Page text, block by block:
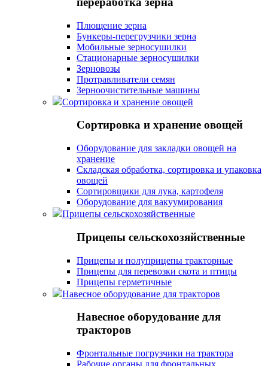
Плющение зерна
Бункеры-перегрузчики зерна
Мобильные зерносушилки
Стационарные зерносушилки
Зерновозы
Протравливатели семян
Зерноочистительные машины
Сортировка и хранение овощей
Сортировка и хранение овощей
Оборудование для закладки овощей на
хранение
Складская обработка, сортировка и упаковка
овощей
Сортировщики для лука, картофеля
Оборудование для вакуумирования
Прицепы сельскохозяйственные
Прицепы сельскохозяйственные
Прицепы и полуприцепы тракторные
Прицепы для перевозки скота и птицы
Прицепы герметичные
Навесное оборудование для тракторов
Навесное оборудование для
тракторов
Фронтальные погрузчики на трактора
Рабочие органы для фронтальных